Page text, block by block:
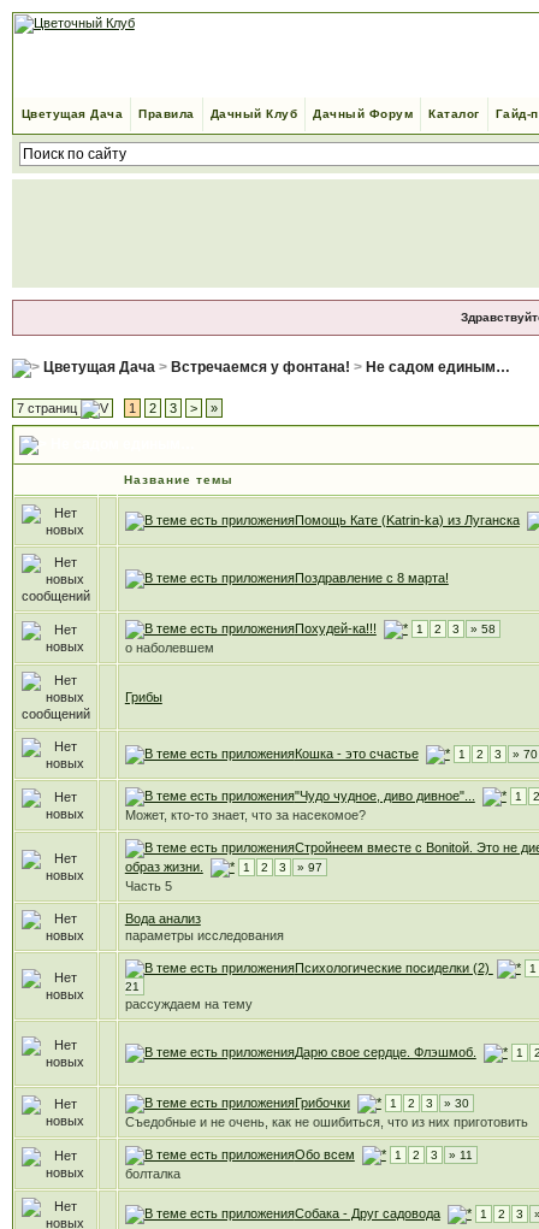
Цветущая Дача Правила Дачный Клуб Дачный Форум Каталог Гайд-
Цветущая Дача> Встречаемся у фонтана! > Не садом единым…
7 страниц 1 2 3 > »
Название темы
Помощь Кате (Katrin-ka) из Луганска
Поздравление с 8 марта!
Похудей-ка!!! 1 2 3 » 58
о наболевшем
Грибы
Кошка - это счастье 1 2 3 » 70
"Чудо чудное, диво дивное"... 1 2
Может, кто-то знает, что за насекомое?
Стройнеем вместе с Bonitoй. Это не
образ жизни.
1 2 3 » 97
Часть 5
Вода анализ
параметры исследования
Психологические посиделки (2)
1
21
рассуждаем на тему
Дарю свое сердце. Флэшмоб. 1
Грибочки 1 2 3 » 30
Съедобные и не очень, как не ошибиться, что из них приготовить
Обо всем 1 2 3 » 11
болталка
Собака - Друг садовода 1 2 3